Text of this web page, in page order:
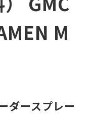
M
ダースプレー